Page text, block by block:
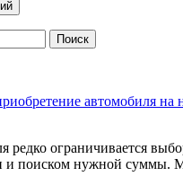
автомобиля на
редко ограничивается
и поиском нужной суммы.